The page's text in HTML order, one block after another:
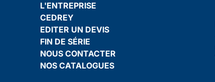
L'ENTREPRISE
CEDREY
EDITER UN DEVIS
FIN DE SÉRIE
NOUS CONTACTER
NOS CATALOGUES